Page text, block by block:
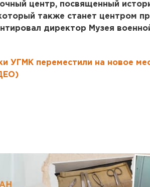
центр, посвященный
также станет центром
директор Музея
УГМК переместили на новое